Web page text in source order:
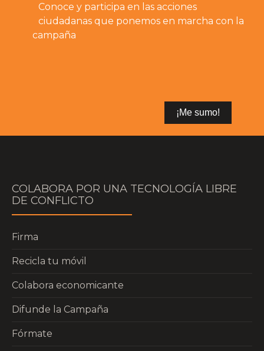
Conoce y participa en las acciones
ciudadanas que ponemos en marcha con la
campaña
COLABORA POR UNA TECNOLOGÍA LIBRE
DE CONFLICTO
Firma
Recicla tu móvil
Colabora economicante
Difunde la Campaña
Fórmate